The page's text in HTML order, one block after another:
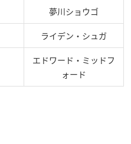
夢川ショウゴ
ライデン・シュガ
エドワード・ミッドフ
ォード